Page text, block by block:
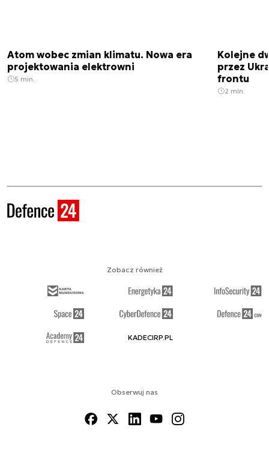
Atom wobec zmian klimatu. Nowa era
projektowania elektrowni
5 min.
Kolejne
przez
frontu
2 min.
Obserwuj nas
Zobacz również
KADECIRP.PL